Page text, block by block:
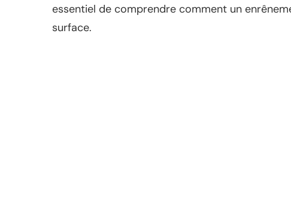
essentiel de comprendre comment un
surface.